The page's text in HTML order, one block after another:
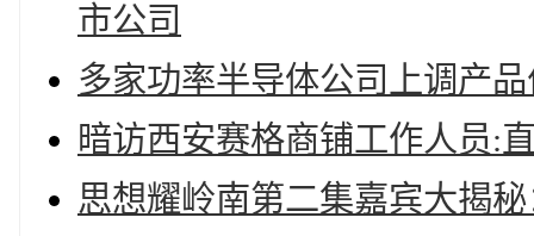
市公司
多家功率半导体公司上调产
暗访西安赛格商铺工作人员:
思想耀岭南第二集嘉宾大揭